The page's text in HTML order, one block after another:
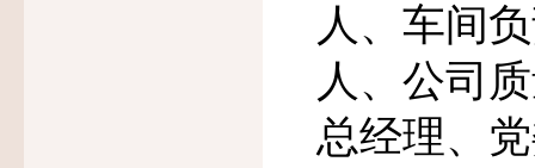
人、车间
人、公司
总经理、